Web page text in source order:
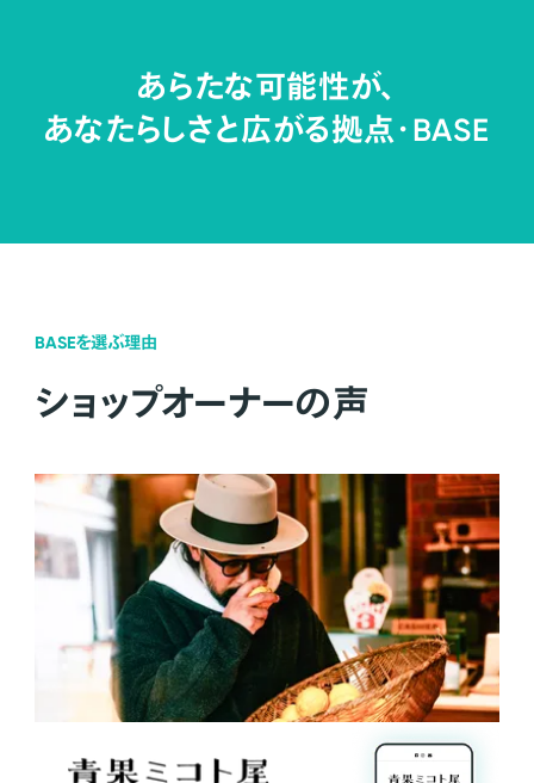
あらたな可能性が、
あなたらしさと広がる拠点・BASE
BASEを選ぶ理由
ショップオーナーの声